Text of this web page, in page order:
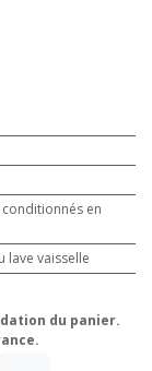
en
lave vaisselle
du panier.